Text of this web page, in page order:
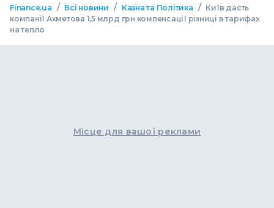
Finance.ua / Всі новини / Казна та Політика / Київ дасть
компанії Ахметова 1,5 млрд грн компенсації різниці в тарифах
на тепло
Місце для вашої реклами